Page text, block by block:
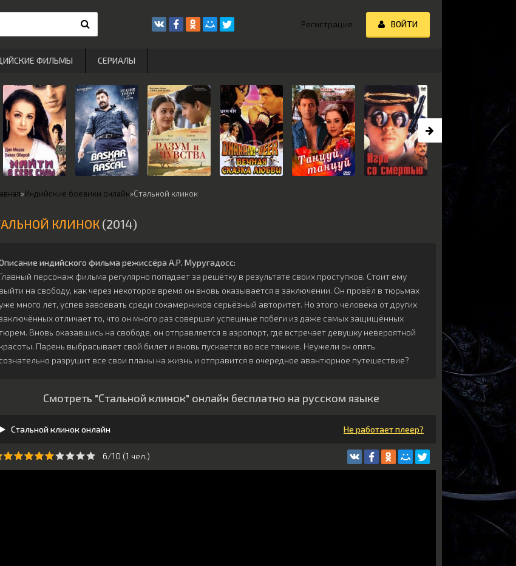
»Индийские боевики онлайн»Стальной клинок
КЛИНОК (2014)
индийского фильма режиссёра А.Р. Муругадосс:
Главный персонаж фильма регулярно попадает за решётку в результате своих проступков. Стоит ему
выйти на свободу, как через некоторое время он вновь оказывается в заключении. Он провёл в тюрьмах
много лет, успев завоевать среди сокамерников серьёзный авторитет. Но этого человека от других
заключённых отличает то, что он много раз совершал успешные побеги из даже самых защищённых
Вновь оказавшись на свободе, он отправляется в аэропорт, где встречает девушку невероятной
красоты. Парень выбрасывает свой билет и вновь пускается во все тяжкие. Неужели он опять
сознательно разрушит все свои планы на жизнь и отправится в очередное авантюрное путешествие?
Смотреть "Стальной клинок" онлайн бесплатно на русском языке
Стальной клинок онлайн Не работает плеер?
6/10 (1 чeл.)
Регистрация ВОЙТИ
ФИЛЬМЫ СЕРИАЛЫ